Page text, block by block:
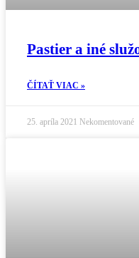
Pastier a iné
ČÍTAŤ VIAC »
25. apríla 2021 Nekomentované